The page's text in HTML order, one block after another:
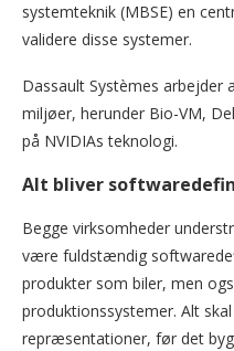
systemteknik (MBSE) en
validere disse systemer.
Dassault Systèmes arbejder
miljøer, herunder Bio-VM,
på NVIDIAs teknologi.
Alt bliver
Begge virksomheder
være fuldstændig
produkter som biler, men
produktionssystemer. Alt
repræsentationer, før det